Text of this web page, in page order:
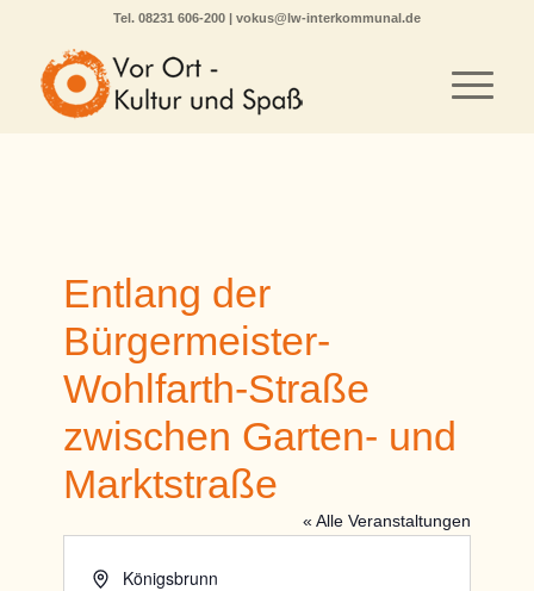
Tel. 08231 606-200 | vokus@lw-interkommunal.de
Entlang der
Bürgermeister-
Wohlfarth-Straße
zwischen Garten- und
Marktstraße
« Alle Veranstaltungen
AdresseKönigsbrunn